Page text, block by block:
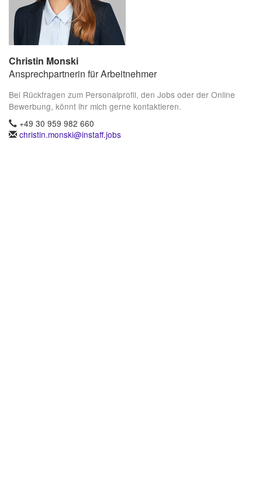
Christin Monski
Ansprechpartnerin für Arbeitnehmer
Bei Rückfragen zum Personalprofil, den Jobs oder der Online
Bewerbung, könnt ihr mich gerne kontaktieren.
+49 30 959 982 660
christin.monski@instaff.jobs